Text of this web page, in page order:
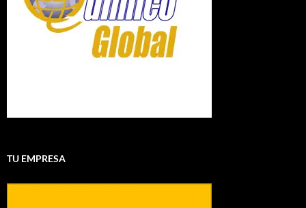
TU EMPRESA